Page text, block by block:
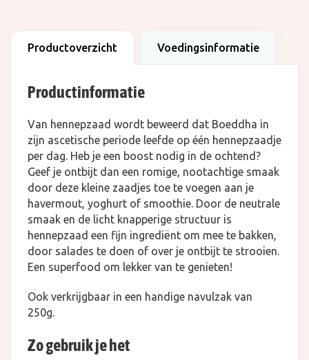
Productoverzicht Voedingsinformatie
Productinformatie
Van hennepzaad wordt beweerd dat Boeddha in
zijn ascetische periode leefde op één hennepzaadje
per dag. Heb je een boost nodig in de ochtend?
Geef je ontbijt dan een romige, nootachtige smaak
door deze kleine zaadjes toe te voegen aan je
havermout, yoghurt of smoothie. Door de neutrale
smaak en de licht knapperige structuur is
hennepzaad een fijn ingrediënt om mee te bakken,
door salades te doen of over je ontbijt te strooien.
Een superfood om lekker van te genieten!
Ook verkrijgbaar in een handige navulzak van
250g.
Zo gebruik je het